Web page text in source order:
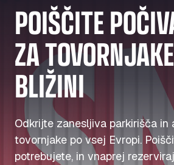
POIŠČITE
ZA
BLIŽINI
Odkrijte zanesljiva parkirišča in
tovornjake po vsej Evropi.
potrebujete, in vnaprej